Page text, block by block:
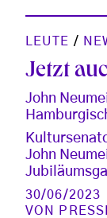
LEUTE /
Jetzt
John
John
30/06/2023
VON